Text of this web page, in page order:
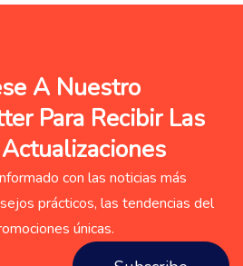
A Nuestro
Para Recibir Las
con las noticias más
prácticos, las tendencias del
únicas.